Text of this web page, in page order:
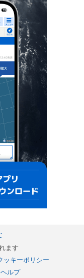
ます
ッキーポリシー
ヘルプ